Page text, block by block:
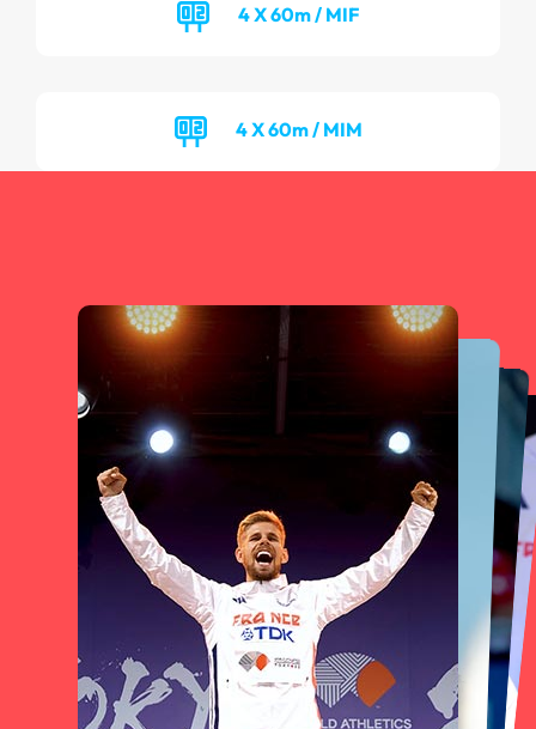
4 X 60m / MIF
4 X 60m / MIM